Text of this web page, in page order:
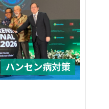
ハンセン病対策